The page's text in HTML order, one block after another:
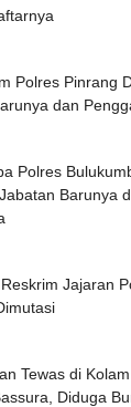
Polres Pinrang
dan
Polres
Barunya
Jajaran
Tewas di
Diduga